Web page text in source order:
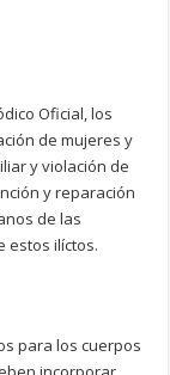
Oficial, los
de mujeres y
y violación de
y reparación
de las
estos ilíctos.
para los cuerpos